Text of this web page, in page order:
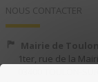
NOUS CONTACTER
Mairie de
1ter, rue de la